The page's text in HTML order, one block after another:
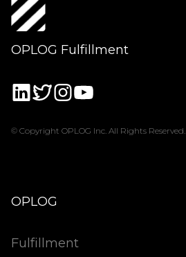
OPLOG Fulfillment
© Copyright OPLOG Inc. All Rights Reserved.
OPLOG
Fulfillment